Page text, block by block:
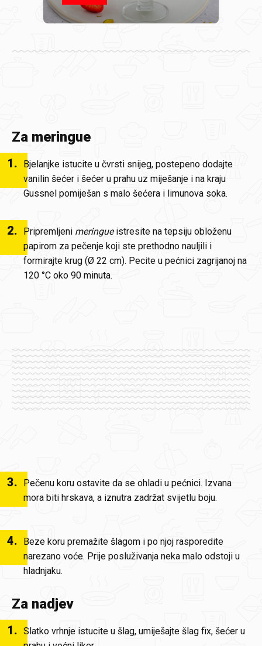
Za meringue
1.
Bjelanjke istucite u čvrsti snijeg, postepeno dodajte
vanilin šećer i šećer u prahu uz miješanje i na kraju
Gussnel pomiješan s malo šećera i limunova soka.
2. Pripremljeni meringueistresite na tepsiju obloženu
papirom za pečenje koji ste prethodno nauljili i
formirajte krug (Ø 22 cm). Pecite u pećnici zagrijanoj na
120 °C oko 90 minuta.
3.
Pečenu koru ostavite da se ohladi u pećnici. Izvana
mora biti hrskava, a iznutra zadržat svijetlu boju.
4.
Beze koru premažite šlagom i po njoj rasporedite
narezano voće. Prije posluživanja neka malo odstoji u
hladnjaku.
Za nadjev
1. Slatko vrhnje istucite u šlag, umiješajte šlag fix, šećer u